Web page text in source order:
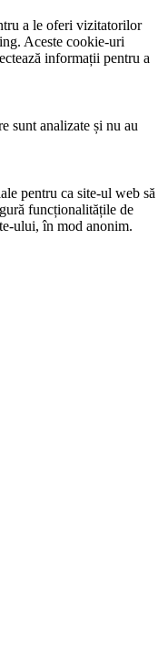
a le oferi vizitatorilor
Aceste cookie-uri
informații pentru a
sunt analizate și nu au
pentru ca site-ul web să
funcționalitățile de
ului, în mod anonim.